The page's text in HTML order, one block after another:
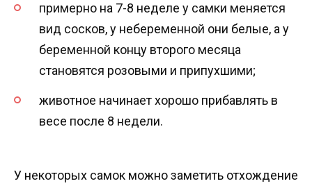
примерно на 7-8 неделе у самки меняется
вид сосков, у небеременной они белые, а у
беременной концу второго месяца
становятся розовыми и припухшими;
животное начинает хорошо прибавлять в
весе после 8 недели.
У некоторых самок можно заметить отхождение